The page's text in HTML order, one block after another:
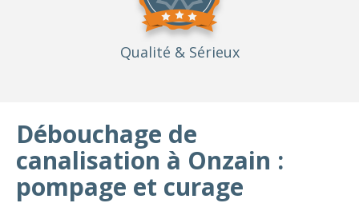
Qualité & Sérieux
Débouchage de
canalisation à Onzain :
pompage et curage